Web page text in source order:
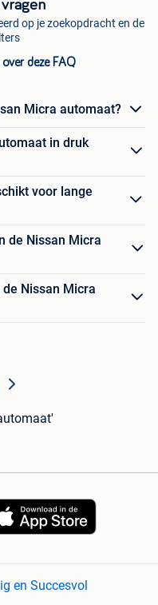
op je zoekopdracht en de
deze FAQ
Micra automaat?
in druk
voor lange
de Nissan Micra
Nissan Micra
en Succesvol